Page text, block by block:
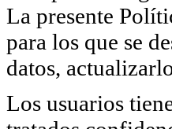
La presente
para los que se
datos,
Los usuarios